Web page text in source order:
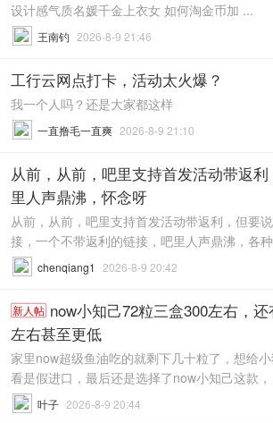
设计感气质名媛千金上衣女 如何淘金币加 ...
王南钓 2026-8-9 21:46
工行云网点打卡，活动太火爆？
我一个人吗？还是大家都这样
一直撸毛一直爽 2026-8-9 21:10
从前，从前，吧里支持首发活动带返
里人声鼎沸，怀念呀
从前，从前，吧里支持首发活动带返利，但要
接，一个不带返利的链接，吧里人声鼎沸，各
chenqiang1 2026-8-9 20:42
新人帖 now小知己72粒三盒300左右，
左右甚至更低
家里now超级鱼油吃的就剩下几十粒了，想给
看是假进口，最后还是选择了now小知己这款
叶子 2026-8-9 20:44